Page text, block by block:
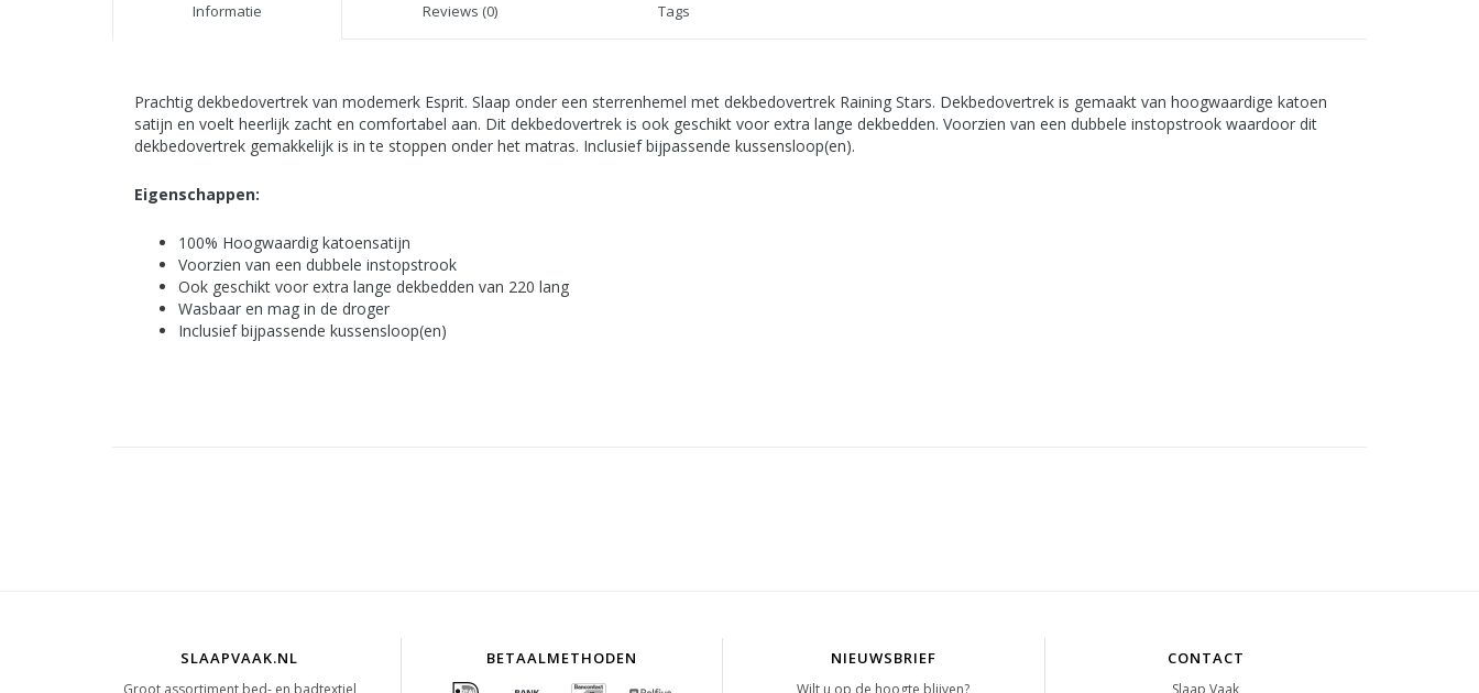
Informatie Reviews (0) Tags
Prachtig dekbedovertrek van modemerk Esprit. Slaap onder een sterrenhemel met dekbedovertrek Raining Stars. Dekbedovertrek is gemaakt van hoogwaardige katoen
satijn en voelt heerlijk zacht en comfortabel aan. Dit dekbedovertrek is ook geschikt voor extra lange dekbedden. Voorzien van een dubbele instopstrook waardoor dit
dekbedovertrek gemakkelijk is in te stoppen onder het matras. Inclusief bijpassende kussensloop(en).
Eigenschappen:
100% Hoogwaardig katoensatijn
Voorzien van een dubbele instopstrook
Ook geschikt voor extra lange dekbedden van 220 lang
Wasbaar en mag in de droger
Inclusief bijpassende kussensloop(en)
SLAAPVAAK.NL BETAALMETHODEN NIEUWSBRIEF CONTACT